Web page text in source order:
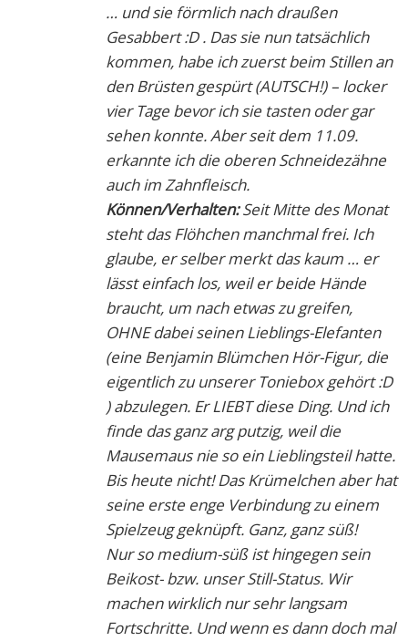
… und sie förmlich nach draußen
Gesabbert :D . Das sie nun tatsächlich
kommen, habe ich zuerst beim Stillen an
den Brüsten gespürt (AUTSCH!) – locker
vier Tage bevor ich sie tasten oder gar
sehen konnte. Aber seit dem 11.09.
erkannte ich die oberen Schneidezähne
auch im Zahnfleisch.
Können/Verhalten:Seit Mitte des Monat
steht das Flöhchen manchmal frei. Ich
glaube, er selber merkt das kaum … er
lässt einfach los, weil er beide Hände
braucht, um nach etwas zu greifen,
OHNE dabei seinen Lieblings-Elefanten
(eine Benjamin Blümchen Hör-Figur, die
eigentlich zu unserer Toniebox gehört :D
) abzulegen. Er LIEBT diese Ding. Und ich
finde das ganz arg putzig, weil die
Mausemaus nie so ein Lieblingsteil hatte.
Bis heute nicht! Das Krümelchen aber hat
seine erste enge Verbindung zu einem
Spielzeug geknüpft. Ganz, ganz süß!
Nur so medium-süß ist hingegen sein
Beikost- bzw. unser Still-Status. Wir
machen wirklich nur sehr langsam
Fortschritte. Und wenn es dann doch mal